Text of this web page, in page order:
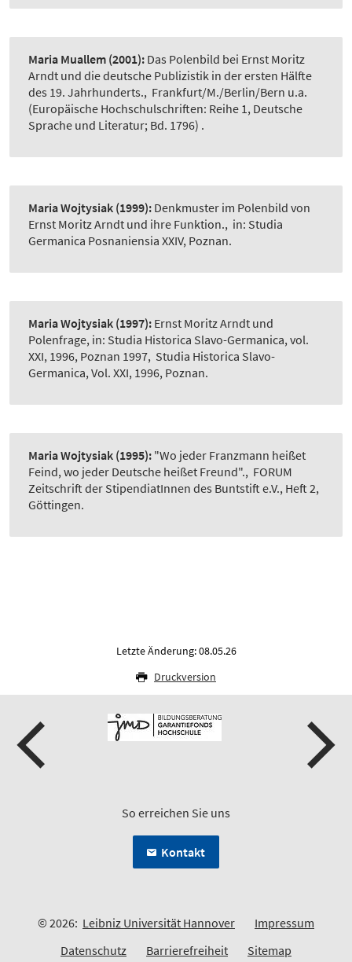
Maria Muallem (2001): Das Polenbild bei Ernst Moritz
Arndt und die deutsche Publizistik in der ersten Hälfte
des 19. Jahrhunderts., Frankfurt/M./Berlin/Bern u.a.
(Europäische Hochschulschriften: Reihe 1, Deutsche
Sprache und Literatur; Bd. 1796) .
Maria Wojtysiak (1999): Denkmuster im Polenbild von
Ernst Moritz Arndt und ihre Funktion., in: Studia
Germanica Posnaniensia XXIV, Poznan.
Maria Wojtysiak (1997): Ernst Moritz Arndt und
Polenfrage, in: Studia Historica Slavo-Germanica, vol.
XXI, 1996, Poznan 1997, Studia Historica Slavo-
Germanica, Vol. XXI, 1996, Poznan.
Maria Wojtysiak (1995): "Wo jeder Franzmann heißet
Feind, wo jeder Deutsche heißet Freund"., FORUM
Zeitschrift der StipendiatInnen des Buntstift e.V., Heft 2,
Göttingen.
Letzte Änderung: 08.05.26
Druckversion
So erreichen Sie uns
Kontakt
© 2026: Leibniz Universität Hannover
Impressum
Datenschutz
Barrierefreiheit Sitemap